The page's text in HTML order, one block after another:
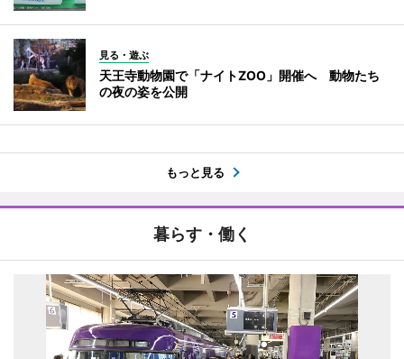
見る・遊ぶ
天王寺動物園で「ナイトZOO」開催へ 動物たち
の夜の姿を公開
もっと見る
暮らす・働く